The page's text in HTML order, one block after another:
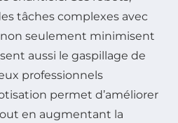
tâches complexes avec
seulement minimisent
aussi le gaspillage de
professionnels
permet d’améliorer
en augmentant la